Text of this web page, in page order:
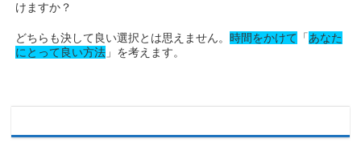
けますか？
どちらも決して良い選択とは思えません。時間をかけて 「あなた
にとって良い方法 」を考えます。